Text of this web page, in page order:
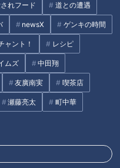
れフード 道との遭遇
newsX ゲンキの時間
ャント！ レシピ
ムズ 中田翔
友廣南実 喫茶店
瀬藤亮太 町中華
年ぶりに大人気タルト店「キ
ェボン」が復活！？名古
栄に話題の新店が続々オー
ン！コメダ珈琲店の新ブラン